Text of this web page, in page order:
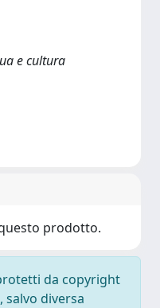
e cultura
prodotto.
da copyright
diversa